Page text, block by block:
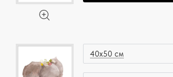
40x50 см